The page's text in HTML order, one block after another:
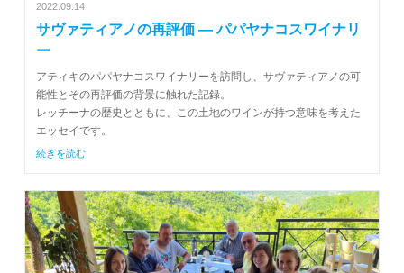
2022.09.14
サヴァティアノの再評価 ― パパヤナコスワイナリ
ー
アティキのパパヤナコスワイナリーを訪問し、サヴァティアノの可
能性とその再評価の背景に触れた記録。
レッチーナの歴史とともに、この土地のワインが持つ意味を考えた
エッセイです。
続きを読む